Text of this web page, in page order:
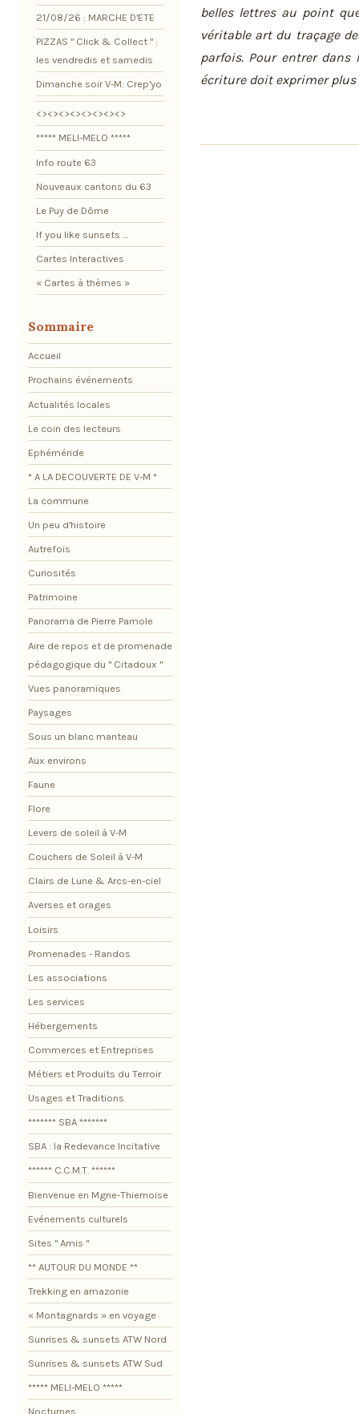
belles lettres au point
véritable art du traçage
parfois. Pour entrer dans
écriture doit exprimer
21/08/26 : MARCHE D'ETE
PIZZAS " Click & Collect " :
les vendredis et samedis
Dimanche soir V-M: Crep'yo
<><><><><><><><>
***** MELI-MELO *****
Info route 63
Nouveaux cantons du 63
Le Puy de Dôme
If you like sunsets ...
Cartes Interactives
« Cartes à thèmes »
Sommaire
Accueil
Prochains événements
Actualités locales
Le coin des lecteurs
Ephéméride
* A LA DECOUVERTE DE V-M *
La commune
Un peu d'histoire
Autrefois
Curiosités
Patrimoine
Panorama de Pierre Pamole
Aire de repos et de promenade
pédagogique du " Citadoux "
Vues panoramiques
Paysages
Sous un blanc manteau
Aux environs
Faune
Flore
Levers de soleil à V-M
Couchers de Soleil à V-M
Clairs de Lune & Arcs-en-ciel
Averses et orages
Loisirs
Promenades - Randos
Les associations
Les services
Hébergements
Commerces et Entreprises
Métiers et Produits du Terroir
Usages et Traditions
******* SBA *******
SBA : la Redevance Incitative
****** C.C.M.T. ******
Bienvenue en Mgne-Thiernoise
Evénements culturels
Sites " Amis "
** AUTOUR DU MONDE **
Trekking en amazonie
« Montagnards » en voyage
Sunrises & sunsets ATW Nord
Sunrises & sunsets ATW Sud
***** MELI-MELO *****
Nocturnes